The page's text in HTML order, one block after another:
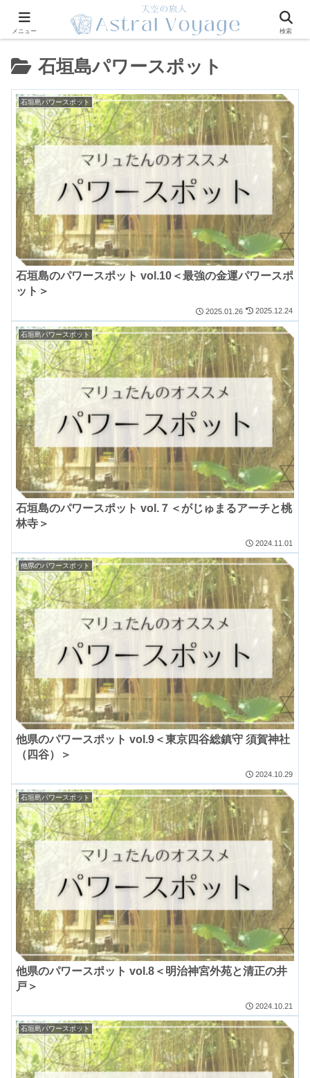
石垣島パワースポット
石垣島パワースポット
石垣島のパワースポット vol.10＜最強の金運パワースポ
ット＞
2025.01.26 2025.12.24
石垣島パワースポット
石垣島のパワースポット vol.７＜がじゅまるアーチと桃
林寺＞
2024.11.01
他県のパワースポット
他県のパワースポット vol.9＜東京四谷総鎮守 須賀神社
（四谷）＞
2024.10.29
石垣島パワースポット
他県のパワースポット vol.8＜明治神宮外苑と清正の井
戸＞
2024.10.21
石垣島パワースポット
メニュー 検索